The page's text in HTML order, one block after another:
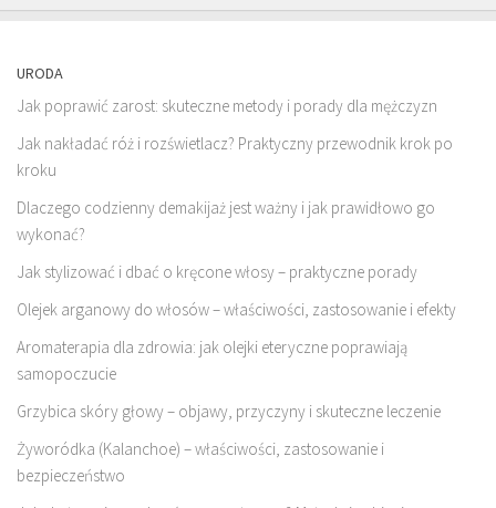
URODA
Jak poprawić zarost: skuteczne metody i porady dla mężczyzn
Jak nakładać róż i rozświetlacz? Praktyczny przewodnik krok po
kroku
Dlaczego codzienny demakijaż jest ważny i jak prawidłowo go
wykonać?
Jak stylizować i dbać o kręcone włosy – praktyczne porady
Olejek arganowy do włosów – właściwości, zastosowanie i efekty
Aromaterapia dla zdrowia: jak olejki eteryczne poprawiają
samopoczucie
Grzybica skóry głowy – objawy, przyczyny i skuteczne leczenie
Żyworódka (Kalanchoe) – właściwości, zastosowanie i
bezpieczeństwo